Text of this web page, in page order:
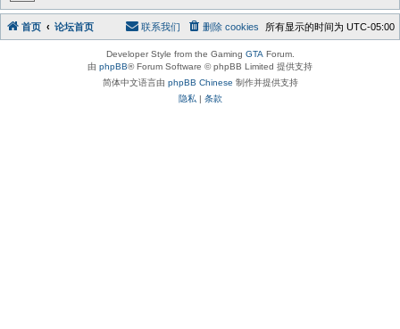
首页 论坛首页 所有显示的时间为 UTC-05:00
删除 cookies
联系我们
Developer Style from the Gaming GTA Forum.
由 phpBB® Forum Software © phpBB Limited 提供支持
简体中文语言由 phpBB Chinese 制作并提供支持
隐私 | 条款